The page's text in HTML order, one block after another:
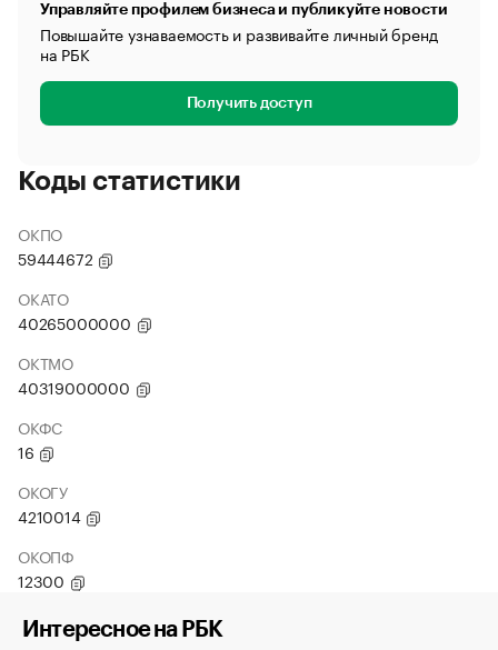
Управляйте профилем бизнеса и публикуйте новости
Повышайте узнаваемость и развивайте личный бренд
на РБК
Получить доступ
Коды статистики
ОКПО
59444672
ОКАТО
40265000000
ОКТМО
40319000000
ОКФС
16
ОКОГУ
4210014
ОКОПФ
12300
Интересное на РБК